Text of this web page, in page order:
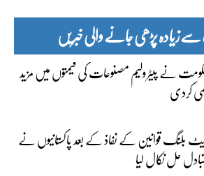
پڑھی جانے والی خبریں
نے پیٹرولیم مصنوعات کی قیمتوں میں مزید
کردی
بلنگ قوانین کے نفاذ کے بعد پاکستانیوں نے
حل نکال لیا